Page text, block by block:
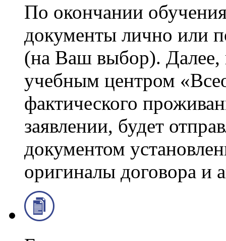
По окончании
документы лично или
(на Ваш выбор). Далее,
учебным центром
фактического
заявлении, будет
документом
оригиналы договора и